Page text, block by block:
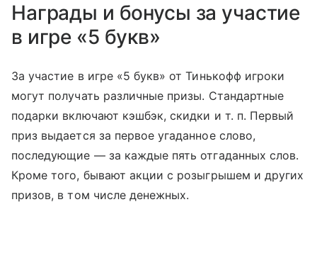
Награды и бонусы за участие
в игре «5 букв»
За участие в игре «5 букв» от Тинькофф игроки
могут получать различные призы. Стандартные
подарки включают кэшбэк, скидки и т. п. Первый
приз выдается за первое угаданное слово,
последующие — за каждые пять отгаданных слов.
Кроме того, бывают акции с розыгрышем и других
призов, в том числе денежных.